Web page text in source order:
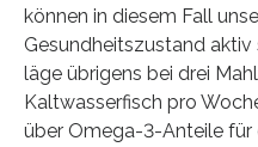
können in diesem Fall
Gesundheitszustand
läge übrigens bei drei
Kaltwasserfisch pro
über Omega-3-Anteile für